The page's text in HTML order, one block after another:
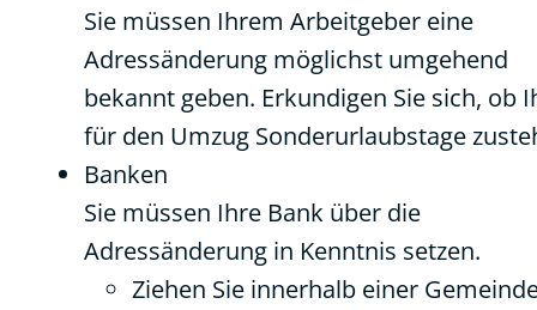
Sie müssen Ihrem Arbeitgeber eine
Adressänderung möglichst umgehend
bekannt geben. Erkundigen Sie sich, ob
für den Umzug Sonderurlaubstage
Banken
Sie müssen Ihre Bank über die
Adressänderung in Kenntnis setzen.
Ziehen Sie innerhalb einer